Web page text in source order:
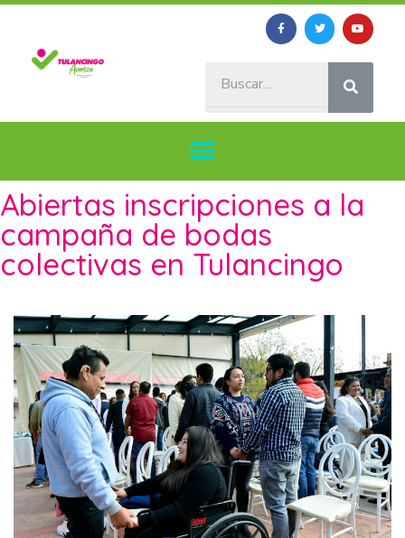
Abiertas inscripciones a la
campaña de bodas
colectivas en Tulancingo